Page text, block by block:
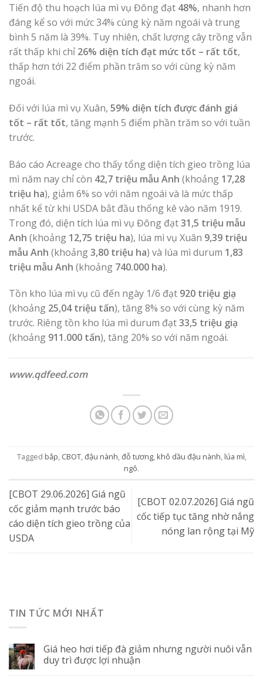
Tiến độ thu hoạch lúa mì vụ Đông đạt 48%, nhanh hơn
đáng kể so với mức 34% cùng kỳ năm ngoái và trung
bình 5 năm là 39%. Tuy nhiên, chất lượng cây trồng vẫn
rất thấp khi chỉ 26% diện tích đạt mức tốt – rất tốt,
thấp hơn tới 22 điểm phần trăm so với cùng kỳ năm
ngoái.
Đối với lúa mì vụ Xuân, 59% diện tích được đánh giá
tốt – rất tốt, tăng mạnh 5 điểm phần trăm so với tuần
trước.
Báo cáo Acreage cho thấy tổng diện tích gieo trồng lúa
mì năm nay chỉ còn 42,7 triệu mẫu Anh (khoảng 17,28
triệu ha), giảm 6% so với năm ngoái và là mức thấp
nhất kể từ khi USDA bắt đầu thống kê vào năm 1919.
Trong đó, diện tích lúa mì vụ Đông đạt31,5 triệu mẫu
Anh (khoảng 12,75 triệu ha), lúa mì vụ Xuân 9,39 triệu
mẫu Anh (khoảng3,80 triệu ha) và lúa mì durum 1,83
triệu mẫu Anh (khoảng 740.000 ha).
Tồn kho lúa mì vụ cũ đến ngày 1/6 đạt 920 triệu giạ
(khoảng 25,04 triệu tấn), tăng 8% so với cùng kỳ năm
trước. Riêng tồn kho lúa mì durum đạt33,5 triệu giạ
(khoảng 911.000 tấn), tăng 20% so với năm ngoái.
www.qdfeed.com
Tagged bắp, CBOT,đậu nành,đỗ tương, khô dầu đậu nành, lúa mì,
ngô.
[CBOT 29.06.2026] Giá ngũ
cốc giảm mạnh trước báo
cáo diện tích gieo trồng của
USDA
[CBOT 02.07.2026] Giá ngũ
cốc tiếp tục tăng nhờ nắng
nóng lan rộng tại Mỹ
TIN TỨC MỚI NHẤT
Giá heo hơi tiếp đà giảm nhưng người nuôi vẫn
duy trì được lợi nhuận